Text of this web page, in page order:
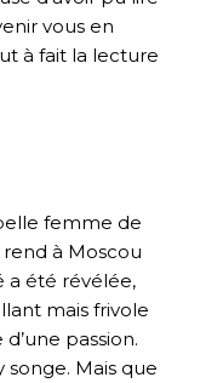
vous en
à fait la lecture
femme de
rend à Moscou
a été révélée,
mais frivole
passion.
Mais que